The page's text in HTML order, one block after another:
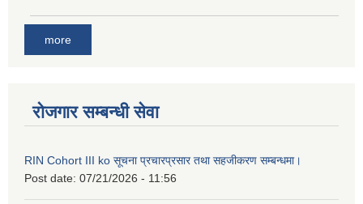
more
रोजगार सम्बन्धी सेवा
RIN Cohort III ko सूचना प्रचारप्रसार तथा सहजीकरण सम्बन्धमा।
Post date: 07/21/2026 - 11:56